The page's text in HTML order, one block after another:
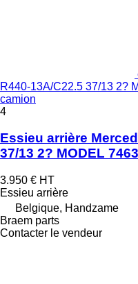
R440-13A/C22.5 37/13 2?
camion
4
Essieu arrière
37/13 2? MODEL
3.950 € HT
Essieu arrière
Belgique, Handzame
Braem parts
Contacter le vendeur